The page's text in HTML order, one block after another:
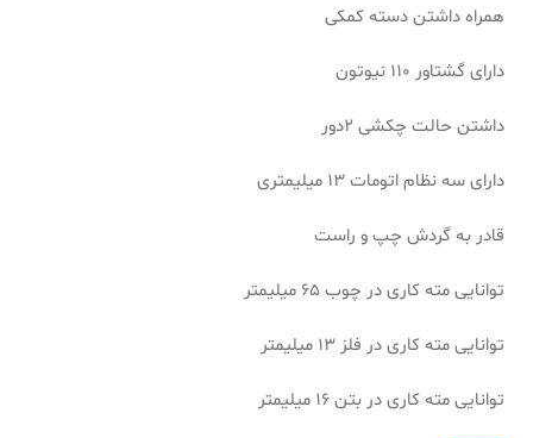
همراه داشتن دسته کمکی
دارای گشتاور 110 نیوتون
داشتن حالت چکشی 2دور
دارای سه نظام اتومات 13 میلیمتری
قادر به گردش چپ و راست
توانایی مته کاری در چوب 65 میلیمتر
توانایی مته کاری در فلز 13 میلیمتر
توانایی مته کاری در بتن 16 میلیمتر